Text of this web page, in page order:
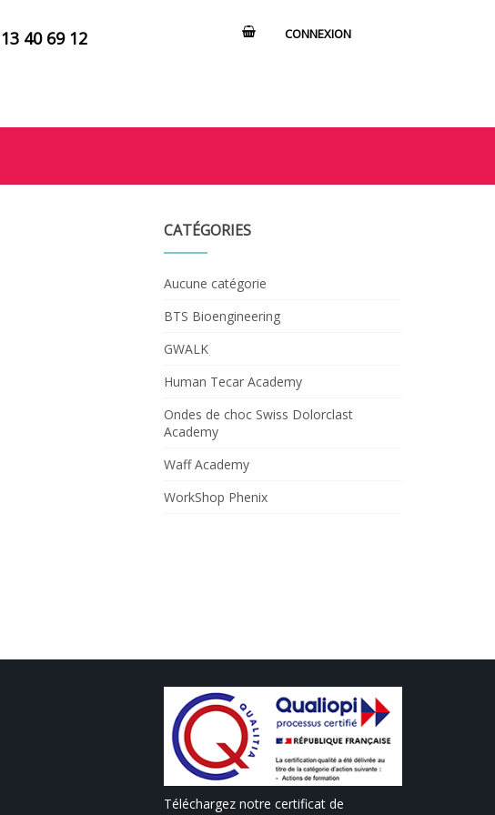
40 69 12 CONNEXION
CATÉGORIES
Aucune catégorie
BTS Bioengineering
GWALK
Human Tecar Academy
Ondes de choc Swiss Dolorclast
Academy
Waff Academy
WorkShop Phenix
Téléchargez notre certificat de